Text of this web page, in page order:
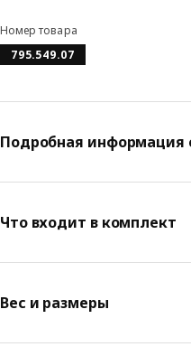
Номер товара
795.549.07
Подробная информация
Что входит в комплект
Вес и размеры